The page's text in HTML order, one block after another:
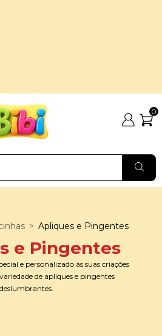
0
> Apliques e Pingentes
e Pingentes
e personalizado às suas criações
de apliques e pingentes
deslumbrantes.